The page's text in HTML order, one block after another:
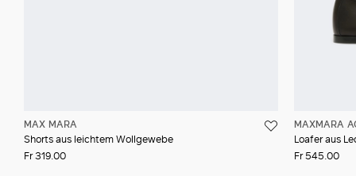
MAX MARA
Shorts aus leichtem Wollgewebe
Fr 319.00
MAXMARA
Loafer aus
Fr 545.00